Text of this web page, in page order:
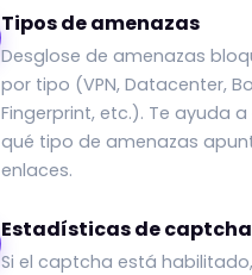
Tipos de amenazas
Desglose de amenazas
por tipo (VPN, Datacenter,
Fingerprint, etc.). Te ayuda
qué tipo de amenazas
enlaces.
Estadísticas de captcha
Si el captcha está